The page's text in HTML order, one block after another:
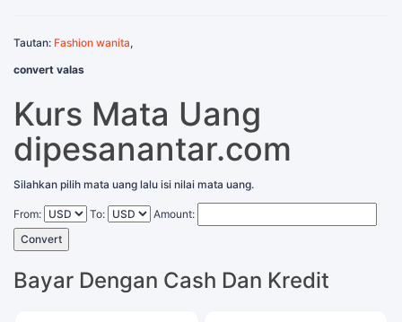
Tautan: Fashion wanita,
convert valas
Kurs Mata Uang
dipesanantar.com
Silahkan pilih mata uang lalu isi nilai mata uang.
From: To:
Amount:
Convert
Bayar Dengan Cash Dan Kredit